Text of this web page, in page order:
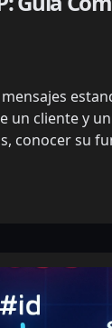
un cliente y
conocer su